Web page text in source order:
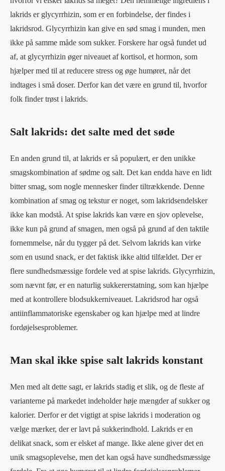
lakrids er glycyrrhizin, som er en forbindelse, der findes i
lakridsrod. Glycyrrhizin kan give en sød smag i munden, men
ikke på samme måde som sukker. Forskere har også fundet ud
af, at glycyrrhizin øger niveauet af kortisol, et hormon, som
hjælper med til at reducere stress og øge humøret, når det
indtages i små doser. Derfor kan det være en grund til, hvorfor
folk finder trøst i lakrids.
Salt lakrids: det salte med det søde
En anden grund til, at lakrids er så populært, er den unikke
smagskombination af sødme og salt. Det kan endda have en lidt
bitter smag, som nogle mennesker finder tiltrækkende. Denne
kombination af smag og tekstur er noget, som lakridsendelsker
ikke kan modstå. At spise lakrids kan være en sjov oplevelse,
ikke kun på grund af smagen, men også på grund af den taktile
fornemmelse, når du tygger på det. Selvom lakrids kan virke
som en usund snack, er det faktisk ikke altid tilfældet. Der er
flere sundhedsmæssige fordele ved at spise lakrids. Glycyrrhizin,
som nævnt før, er en naturlig sukkererstatning, som kan hjælpe
med at kontrollere blodsukkerniveauet. Lakridsrod har også
antiinflammatoriske egenskaber og kan hjælpe med at lindre
fordøjelsesproblemer.
Man skal ikke spise salt lakrids konstant
Men med alt dette sagt, er lakrids stadig et slik, og de fleste af
varianterne på markedet indeholder høje mængder af sukker og
kalorier. Derfor er det vigtigt at spise lakrids i moderation og
vælge mærker, der er lavt på sukkerindhold. Lakrids er en
delikat snack, som er elsket af mange. Ikke alene giver det en
unik smagsoplevelse, men det kan også have sundhedsmæssige